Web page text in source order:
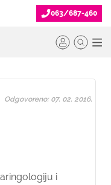
063/687-460
i
Odgovoreno: 07. 02. 2016.